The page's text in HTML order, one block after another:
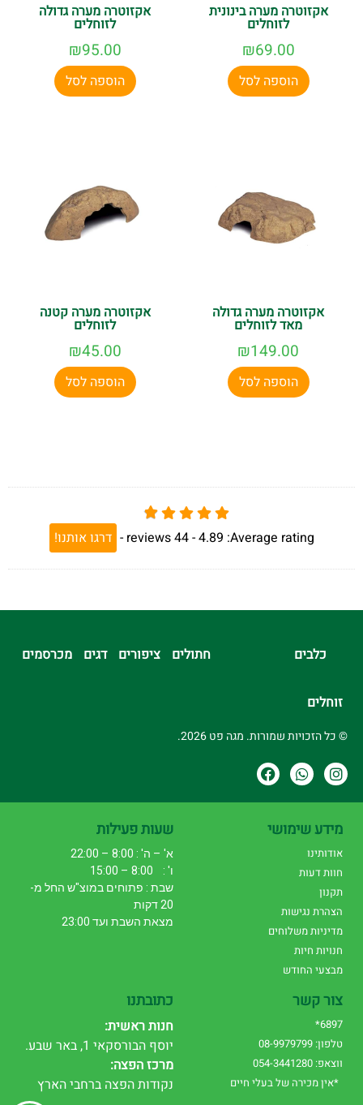
אקזוטרה מערה בינונית
לזוחלים
₪69.00
הוספה לסל
אקזוטרה מערה גדולה
לזוחלים
₪95.00
הוספה לסל
אקזוטרה מערה גדולה
מאד לזוחלים
₪149.00
הוספה לסל
אקזוטרה מערה קטנה
לזוחלים
₪45.00
הוספה לסל
Average rating:
4.89 -
44
reviews
- דרגו אותנו!
כלבים חתולים ציפורים דגים מכרסמים
זוחלים
© כל הזכויות שמורות. מגה פט 2026.
מידע שימושי
אודותינו
חוות דעות
תקנון
הצהרת נגישות
מדיניות משלוחים
חנויות חיות
מבצעי החודש
שעות פעילות
א' – ה' : 8:00 – 22:00
ו' : 8:00 – 15:00
שבת : פתוחים במוצ"ש החל מ-
20 דקות
מצאת השבת ועד 23:00
צור קשר
6897*
טלפון: 08-9979799
ווצאפ: 054-3441280
*אין מכירה של בעלי חיים
כתובתנו
חנות ראשית:
יוסף הבורסקאי 1, באר שבע.
מרכז הפצה:
נקודות הפצה ברחבי הארץ